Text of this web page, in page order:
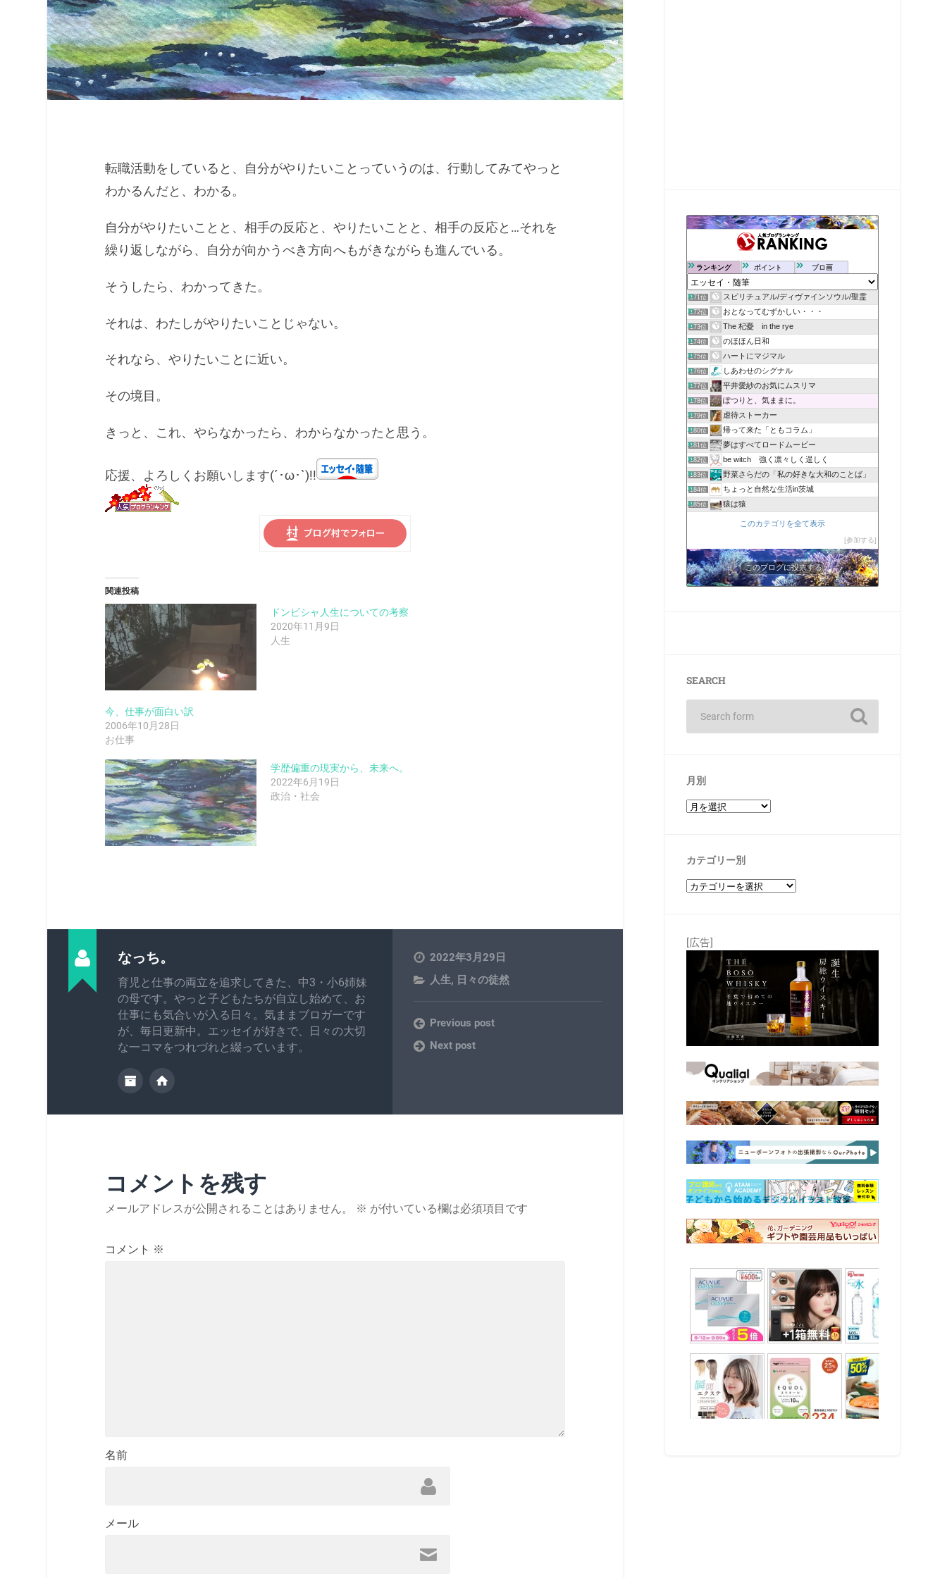
転職活動をしていると、自分がやりたいことっていうのは、行動してみてやっと
わかるんだと、わかる。
自分がやりたいことと、相手の反応と、やりたいことと、相手の反応と…それを
繰り返しながら、自分が向かうべき方向へもがきながらも進んでいる。
そうしたら、わかってきた。
それは、わたしがやりたいことじゃない。
それなら、やりたいことに近い。
その境目。
きっと、これ、やらなかったら、わからなかったと思う。
応援、よろしくお願いします(´･ω･`)!!
関連投稿
ドンピシャ人生についての考察
2020年11月9日
人生
今、仕事が面白い訳
2006年10月28日
お仕事
学歴偏重の現実から、未来へ。
2022年6月19日
政治・社会
なっち。
育児と仕事の両立を追求してきた、中3・小6姉妹
の母です。やっと子どもたちが自立し始めて、お
仕事にも気合いが入る日々。気ままブロガーです
が、毎日更新中。エッセイが好きで、日々の大切
な一コマをつれづれと綴っています。
2022年3月29日
人生, 日々の徒然
Previous post
Next post
コメントを残す
メールアドレスが公開されることはありません。 ※ が付いている欄は必須項目です
コメント ※
名前
メール
ランキング ポイント ブロ画
171位 スピリチュアル/ディヴァインソウル/聖霊
172位 おとなってむずかしい・・・
173位 The 杞憂 in the rye
174位 のほほん日和
175位 ハートにマジマル
176位 しあわせのシグナル
177位 平井愛紗のお気にムスリマ
178位 ぽつりと、気ままに。
179位 虐待ストーカー
180位 帰って来た「ともコラム」
181位 夢はすべてロードムービー
182位 be witch 強く凛々しく逞しく
183位 野菜さらだの「私の好きな大和のことば」
184位 ちょっと自然な生活in茨城
185位 猿は猿
このカテゴリを全て表示
参加する
このブログに投票する
SEARCH
月別
カテゴリー別
[広告]